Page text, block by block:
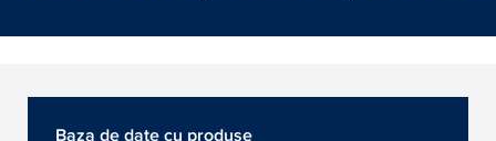
Baza de date cu produse